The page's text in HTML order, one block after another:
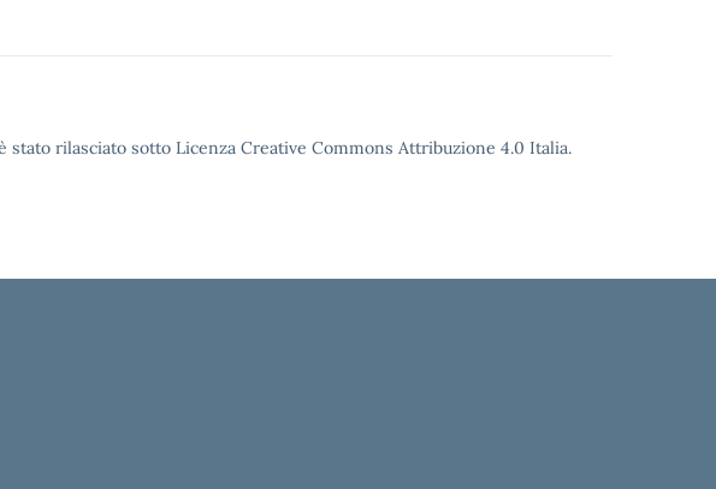
rilasciato sotto Licenza Creative Commons Attribuzione 4.0 Italia.